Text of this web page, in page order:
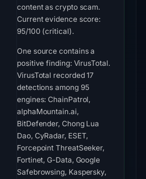
content as crypto scam.
Current evidence score:
95/100 (critical).
One source contains a
positive finding: VirusTotal.
VirusTotal recorded 17
detections among 95
engines: ChainPatrol,
alphaMountain.ai,
BitDefender, Chong Lua
Dao, CyRadar, ESET,
Forcepoint ThreatSeeker,
Fortinet, G-Data, Google
Safebrowsing, Kaspersky,